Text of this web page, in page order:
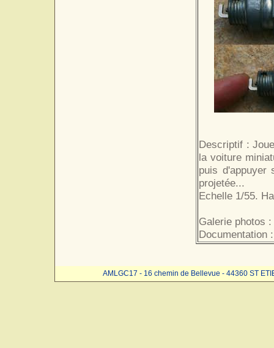
Descriptif :
la voiture
puis d'appuyer
projetée...
Echelle 1/55.
Galerie photos :
Documentation :
AMLGC17 - 16 chemin de Bellevue - 44360 ST